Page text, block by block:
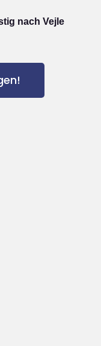
nach Vejle